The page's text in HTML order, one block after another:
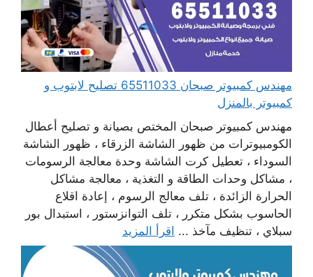
مهندس كمبيوتر صبحان 65511033 تصليح لابتوب و
كمبيوتر بالمنزل
مهندس كمبيوتر صبحان المختص بصيانة و تصليح أعطال
الكومبيوترات من ظهور الشاشة الزرقاء ، ظهور الشاشة
السوداء ، تعطيل كرت الشاشة وحدة معالجة الرسومات
، مشاكل وحدات الطاقة و التغذية ، معالجة مشاكل
الحرارة الزائدة ، تلف معالج الرسوم ، إعادة اقلاع
الحاسوب بشكل متكرر ، تلف التوانزستور ، استبدال بور
سبلاي ، تنظيف مآخذ ... اقرأ المزيد